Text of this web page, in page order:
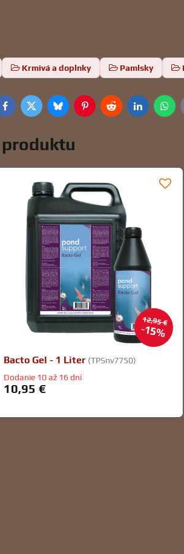
Krmivá a doplnky Pamlsky
FacebookTwitterBlueskyPinterestRedditLinkedIn
12,95 €
15%
Bacto Gel - 1 Liter (TPSnv7750)
Dodanie 10 až 16 dní
10,95 €